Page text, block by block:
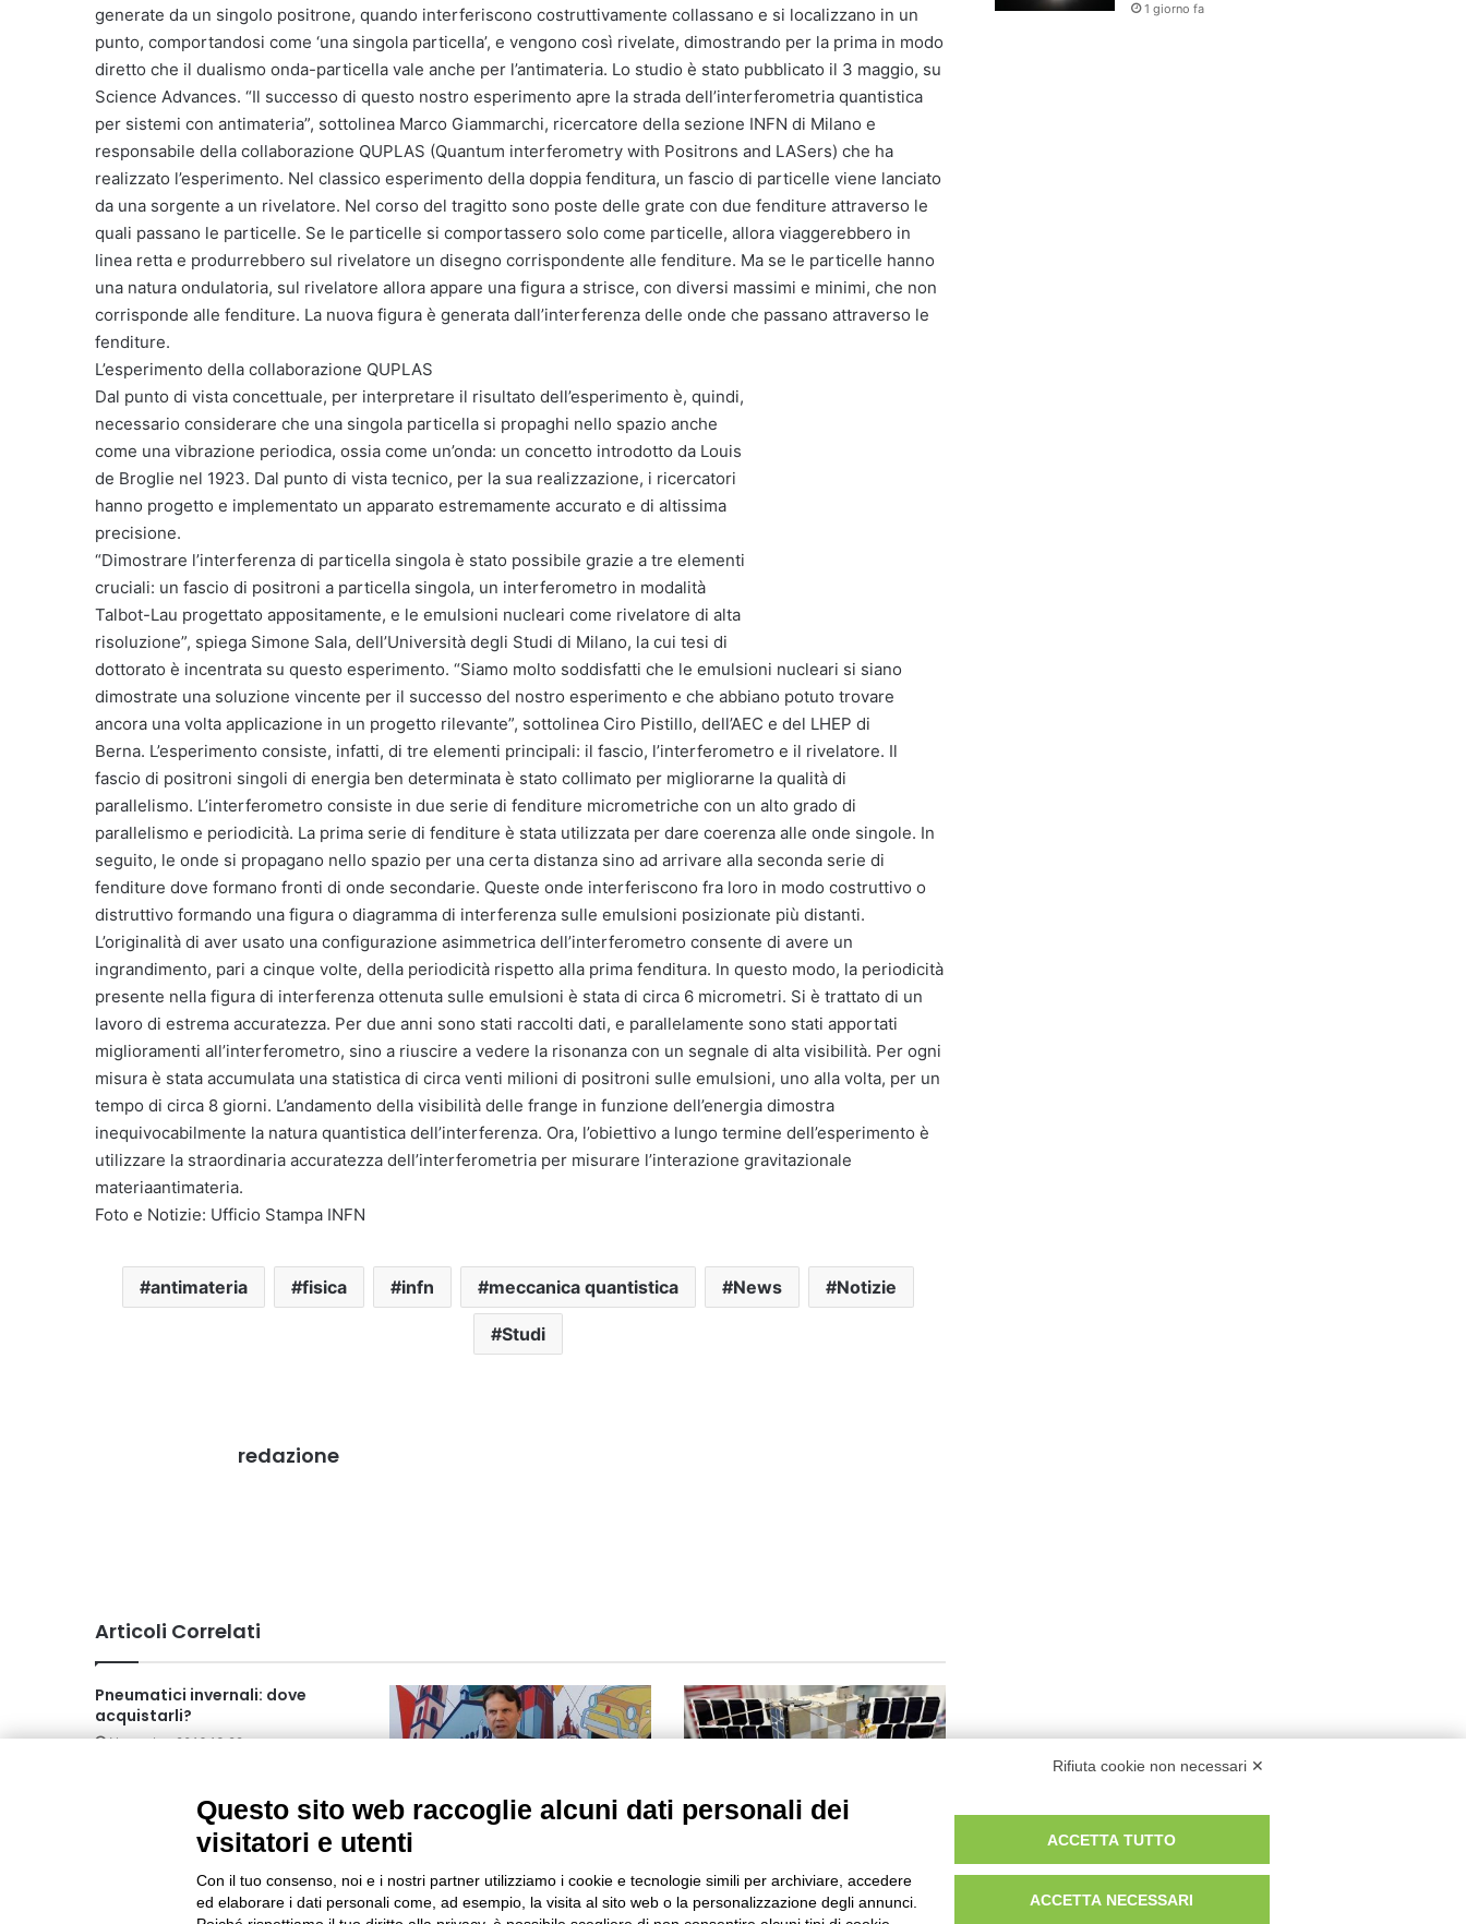
generate da un singolo positrone, quando interferiscono costruttivamente collassano e si localizzano in un
punto, comportandosi come ‘una singola particella’, e vengono così rivelate, dimostrando per la prima in modo
diretto che il dualismo onda-particella vale anche per l’antimateria. Lo studio è stato pubblicato il 3 maggio, su
Science Advances. “Il successo di questo nostro esperimento apre la strada dell’interferometria quantistica
per sistemi con antimateria”, sottolinea Marco Giammarchi, ricercatore della sezione INFN di Milano e
responsabile della collaborazione QUPLAS (Quantum interferometry with Positrons and LASers) che ha
realizzato l’esperimento. Nel classico esperimento della doppia fenditura, un fascio di particelle viene lanciato
da una sorgente a un rivelatore. Nel corso del tragitto sono poste delle grate con due fenditure attraverso le
quali passano le particelle. Se le particelle si comportassero solo come particelle, allora viaggerebbero in
linea retta e produrrebbero sul rivelatore un disegno corrispondente alle fenditure. Ma se le particelle hanno
una natura ondulatoria, sul rivelatore allora appare una figura a strisce, con diversi massimi e minimi, che non
corrisponde alle fenditure. La nuova figura è generata dall’interferenza delle onde che passano attraverso le
fenditure.
L’esperimento della collaborazione QUPLAS
Dal punto di vista concettuale, per interpretare il risultato dell’esperimento è, quindi,
necessario considerare che una singola particella si propaghi nello spazio anche
come una vibrazione periodica, ossia come un’onda: un concetto introdotto da Louis
de Broglie nel 1923. Dal punto di vista tecnico, per la sua realizzazione, i ricercatori
hanno progetto e implementato un apparato estremamente accurato e di altissima
precisione.
“Dimostrare l’interferenza di particella singola è stato possibile grazie a tre elementi
cruciali: un fascio di positroni a particella singola, un interferometro in modalità
Talbot-Lau progettato appositamente, e le emulsioni nucleari come rivelatore di alta
risoluzione”, spiega Simone Sala, dell’Università degli Studi di Milano, la cui tesi di
dottorato è incentrata su questo esperimento. “Siamo molto soddisfatti che le emulsioni nucleari si siano
dimostrate una soluzione vincente per il successo del nostro esperimento e che abbiano potuto trovare
ancora una volta applicazione in un progetto rilevante”, sottolinea Ciro Pistillo, dell’AEC e del LHEP di
Berna. L’esperimento consiste, infatti, di tre elementi principali: il fascio, l’interferometro e il rivelatore. Il
fascio di positroni singoli di energia ben determinata è stato collimato per migliorarne la qualità di
parallelismo. L’interferometro consiste in due serie di fenditure micrometriche con un alto grado di
parallelismo e periodicità. La prima serie di fenditure è stata utilizzata per dare coerenza alle onde singole. In
seguito, le onde si propagano nello spazio per una certa distanza sino ad arrivare alla seconda serie di
fenditure dove formano fronti di onde secondarie. Queste onde interferiscono fra loro in modo costruttivo o
distruttivo formando una figura o diagramma di interferenza sulle emulsioni posizionate più distanti.
L’originalità di aver usato una configurazione asimmetrica dell’interferometro consente di avere un
ingrandimento, pari a cinque volte, della periodicità rispetto alla prima fenditura. In questo modo, la periodicità
presente nella figura di interferenza ottenuta sulle emulsioni è stata di circa 6 micrometri. Si è trattato di un
lavoro di estrema accuratezza. Per due anni sono stati raccolti dati, e parallelamente sono stati apportati
miglioramenti all’interferometro, sino a riuscire a vedere la risonanza con un segnale di alta visibilità. Per ogni
misura è stata accumulata una statistica di circa venti milioni di positroni sulle emulsioni, uno alla volta, per un
tempo di circa 8 giorni. L’andamento della visibilità delle frange in funzione dell’energia dimostra
inequivocabilmente la natura quantistica dell’interferenza. Ora, l’obiettivo a lungo termine dell’esperimento è
utilizzare la straordinaria accuratezza dell’interferometria per misurare l’interazione gravitazionale
materiaantimateria.
Foto e Notizie: Ufficio Stampa INFN
antimateria fisica infn meccanica quantistica News Notizie
Studi
redazione
Articoli Correlati
Pneumatici invernali: dove
acquistarli?
Novembre 2016 13:22
Il Piemonte aerospaziale
presente allo IAC di Milano
Ottobre 2024 15:25
satellite italiano Iperdrone.0
Agosto 2024 9:40
1 giorno fa
Rifiuta cookie non necessari ✕
Questo sito web raccoglie alcuni dati personali dei
visitatori e utenti
Con il tuo consenso, noi e i nostri partner utilizziamo i cookie e tecnologie simili per archiviare, accedere
ed elaborare i dati personali come, ad esempio, la visita al sito web o la personalizzazione degli annunci.
ACCETTA TUTTO
ACCETTA NECESSARI